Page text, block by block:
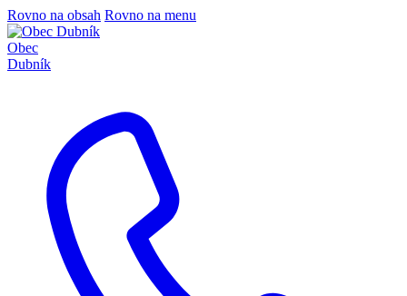
Rovno na obsah Rovno na menu
Obec
Dubník